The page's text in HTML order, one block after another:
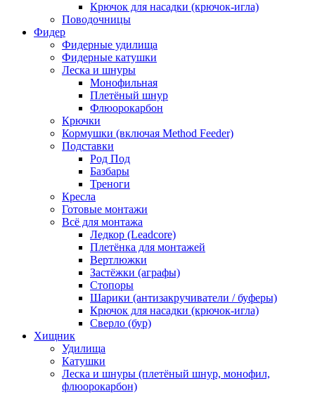
Крючок для насадки (крючок-игла)
Поводочницы
Фидер
Фидерные удилища
Фидерные катушки
Леска и шнуры
Монофильная
Плетёный шнур
Флюорокарбон
Крючки
Кормушки (включая Method Feeder)
Подставки
Род Под
Базбары
Треноги
Кресла
Готовые монтажи
Всё для монтажа
Ледкор (Leadcore)
Плетёнка для монтажей
Вертлюжки
Застёжки (аграфы)
Стопоры
Шарики (антизакручиватели / буферы)
Крючок для насадки (крючок-игла)
Сверло (бур)
Хищник
Удилища
Катушки
Леска и шнуры (плетёный шнур, монофил,
флюорокарбон)